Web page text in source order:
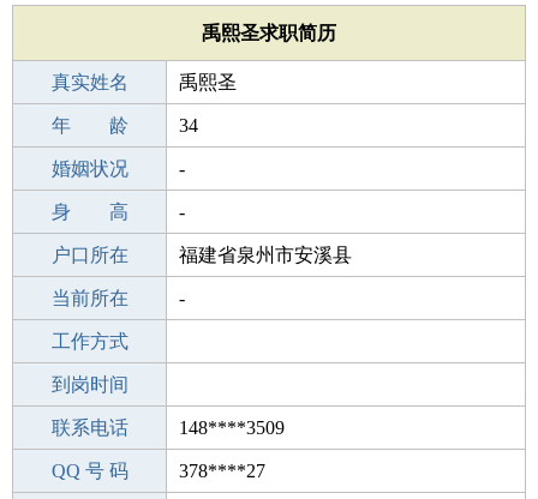
禹熙圣求职简历
真实姓名 禹熙圣
性 别 男
年 龄 34
出生年月 1992-06-04
婚姻状况 -
学 历 成人教育
身 高 -
毕业学校 绵阳师范学院成教学院
户口所在 福建省泉州市安溪县
所学专业 -
当前所在 -
工作经验
工作方式
驾 照
到岗时间
期望月薪
联系电话 148****3509
手机号码 148****3509
QQ 号 码 378****27